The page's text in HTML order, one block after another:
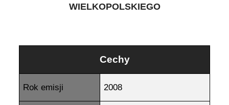
WIELKOPOLSKIEGO
Cechy
Rok emisji 2008